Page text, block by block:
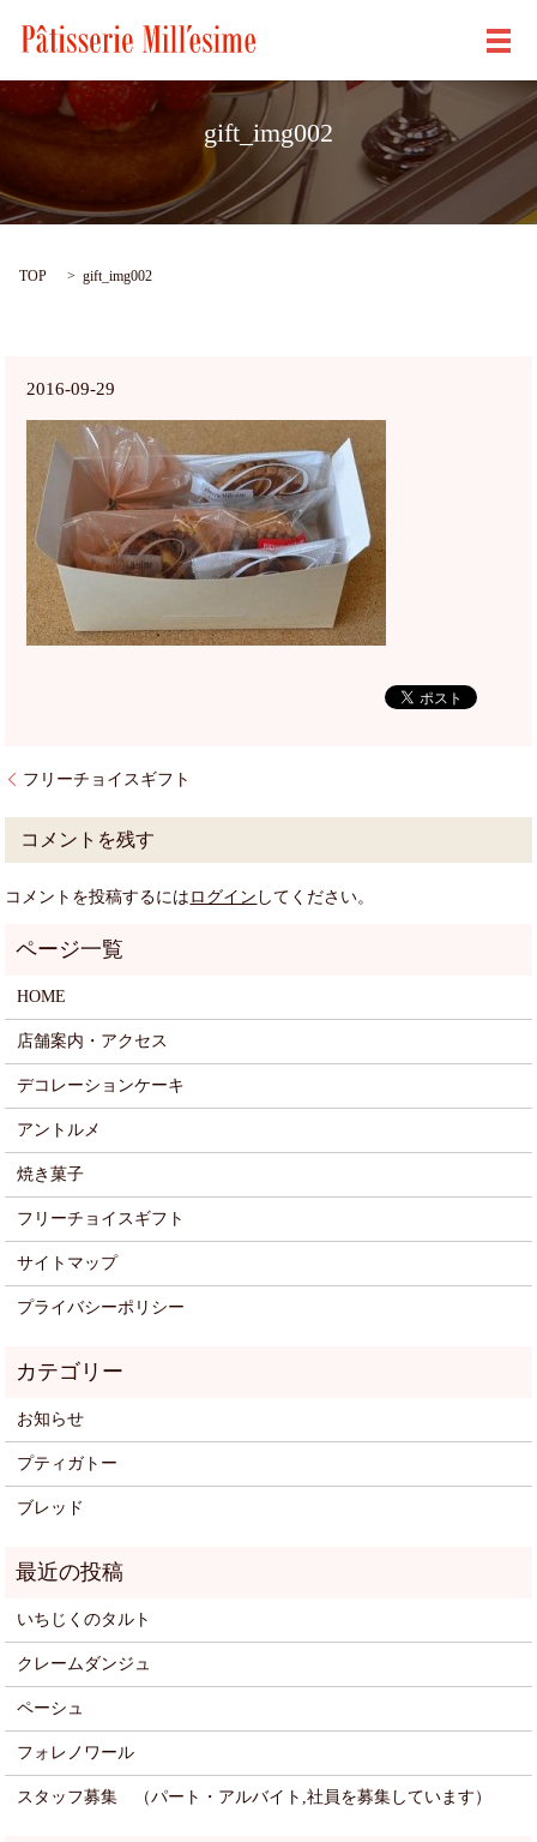
メ
gift_img002
TOP gift_img002
2016-09-29
フリーチョイスギフト
コメントを残す
コメントを投稿するには ログイン してください。
HOME
店舗案内・アクセス
デコレーションケーキ
アントルメ
焼き菓子
フリーチョイスギフト
サイトマップ
プライバシーポリシー
お知らせ
プティガトー
ブレッド
いちじくのタルト
クレームダンジュ
ペーシュ
フォレノワール
スタッフ募集 （パート・アルバイト,社員を募集しています）